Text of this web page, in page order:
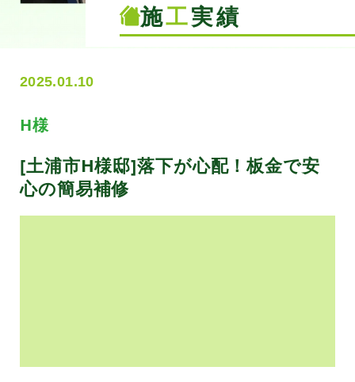
施工実績
2025.01.10
H様
[土浦市H様邸]落下が心配！板金で安
心の簡易補修